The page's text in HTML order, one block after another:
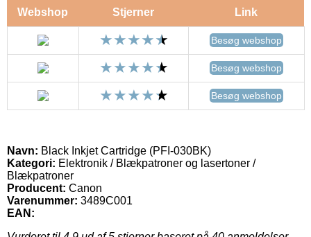
Webshop Stjerner Link
Besøg webshop
Besøg webshop
Besøg webshop
Navn: Black Inkjet Cartridge (PFI-030BK)
Kategori: Elektronik / Blækpatroner og lasertoner /
Blækpatroner
Producent: Canon
Varenummer: 3489C001
EAN: